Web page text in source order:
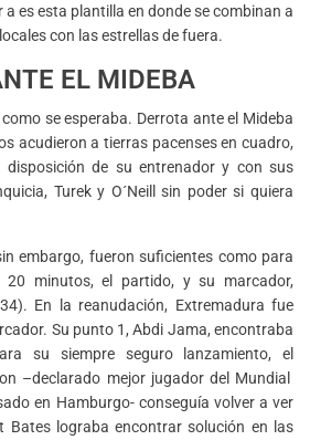
a es esta plantilla en donde se combinan a
con las estrellas de fuera.
EL MIDEBA
se esperaba. Derrota ante el Mideba
acudieron a tierras pacenses en cuadro,
de su entrenador y con sus
Turek y O´Neill sin poder si quiera
embargo, fueron suficientes como para
20 minutos, el partido, y su marcador,
En la reanudación, Extremadura fue
Su punto 1, Abdi Jama, encontraba
su siempre seguro lanzamiento, el
–declarado mejor jugador del Mundial
en Hamburgo- conseguía volver a ver
Bates lograba encontrar solución en las